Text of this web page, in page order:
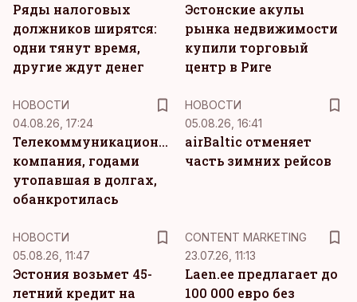
Ряды налоговых
должников ширятся:
одни тянут время,
другие ждут денег
Эстонские акулы
рынка недвижимости
купили торговый
центр в Риге
НОВОСТИ
04.08.26, 17:24
Телекоммуникационная
компания, годами
утопавшая в долгах,
обанкротилась
НОВОСТИ
05.08.26, 16:41
airBaltic отменяет
часть зимних рейсов
НОВОСТИ
05.08.26, 11:47
Эстония возьмет 45-
летний кредит на
CONTENT MARKETING
23.07.26, 11:13
Laen.ee предлагает до
100 000 евро без